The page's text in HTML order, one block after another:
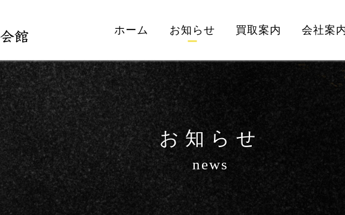
ホーム お知らせ 買取案内 会社案
お知らせ
news